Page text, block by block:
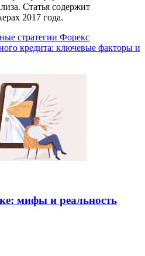
Статья содержит
2017 года.
стратегии Форекс
кредита: ключевые факторы и
мифы и реальность